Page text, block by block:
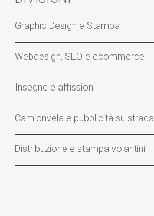
Graphic Design e Stampa
Webdesign, SEO e ecommerce
Insegne e affissioni
Camionvela e pubblicità su strada
Distribuzione e stampa volantini